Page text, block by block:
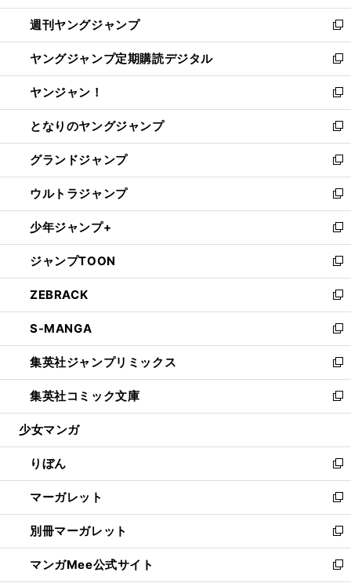
開
く
ウ
で
開
く
ン
ド
ウ
で
開
く
ウ
ィ
ン
ド
ウ
で
開
く
週刊ヤングジャンプ
新
し
い
ウ
ィ
ン
ド
ウ
で
開
く
ヤングジャンプ定期購読デジタル
新
し
い
ウ
ィ
ン
ド
ウ
で
開
く
ヤンジャン！
新
し
い
ウ
ィ
ン
ド
ウ
で
開
く
となりのヤングジャンプ
新
し
い
ウ
ィ
ン
ド
ウ
で
開
く
グランドジャンプ
新
し
い
ウ
ィ
ン
ド
ウ
で
開
く
ウルトラジャンプ
新
し
い
ウ
ィ
ン
ド
ウ
で
開
く
少年ジャンプ+
新
し
い
ウ
ィ
ン
ド
ウ
で
開
く
ジャンプTOON
新
し
い
ウ
ィ
ン
ド
ウ
で
開
ZEBRACK
新
し
い
ウ
ィ
ン
ド
ウ
開
く
S-MANGA
新
し
い
ウ
ィ
ン
ウ
で
開
く
集英社ジャンプリミックス
新
し
い
ウ
ン
ド
ウ
で
開
く
集英社コミック文庫
新
し
ウ
ィ
ン
ド
ウ
で
開
く
少女マンガ
りぼん
新
し
い
ウ
ィ
ン
ド
マーガレット
新
し
い
ウ
ィ
別冊マーガレット
新
し
い
マンガMee公式サイト
新